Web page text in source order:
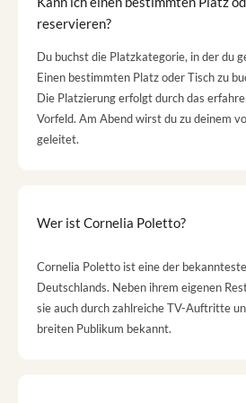
reservieren?
Du buchst die Platzkategorie, in der du
Einen bestimmten Platz oder Tisch zu
Die Platzierung erfolgt durch das
Vorfeld. Am Abend wirst du zu deinem
geleitet.
Wer ist Cornelia Poletto?
Cornelia Poletto ist eine der
Deutschlands. Neben ihrem eigenen
sie auch durch zahlreiche TV-Auftritte
breiten Publikum bekannt.